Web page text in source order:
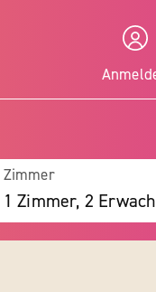
Zimmer
1 Zimmer, 2